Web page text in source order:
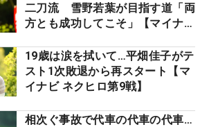
二刀流 雪野若葉が目指す道「両
方とも成功してこそ」【マイナビ
19歳は涙を拭いて…平畑佳子がテ
スト1次敗退から再スタート【マ
イナビ ネクヒロ第9戦】
相次ぐ事故で代車の代車の代車…